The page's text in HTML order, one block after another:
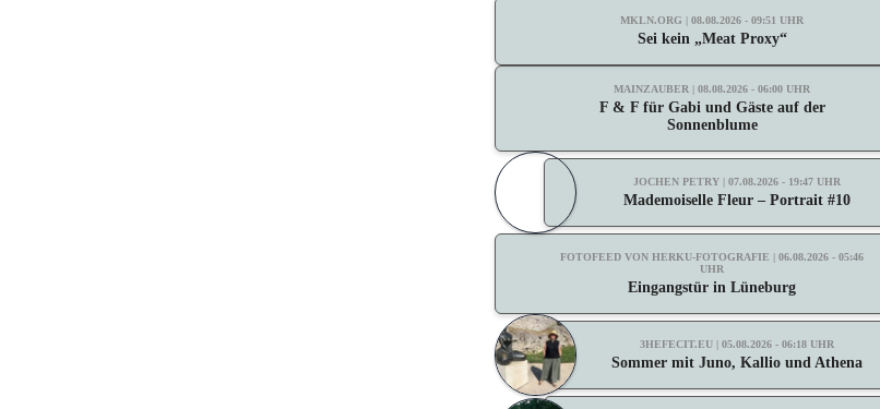
MKLN.ORG | 08.08.2026 - 09:51 UHR
Sei kein „Meat Proxy“
MAINZAUBER | 08.08.2026 - 06:00 UHR
F & F für Gabi und Gäste auf der
Sonnenblume
JOCHEN PETRY | 07.08.2026 - 19:47 UHR
Mademoiselle Fleur – Portrait #10
FOTOFEED VON HERKU-FOTOGRAFIE | 06.08.2026 - 05:46
UHR
Eingangstür in Lüneburg
3HEFECIT.EU | 05.08.2026 - 06:18 UHR
Sommer mit Juno, Kallio und Athena